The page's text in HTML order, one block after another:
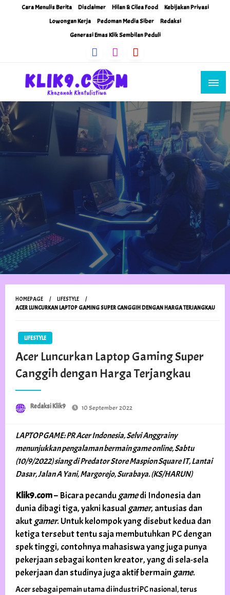
Cara Menulis Berita Disclaimer Hilan & Cilea Food
Kebijakan Privasi
Lowongan Kerja
Pedoman Media Siber
Redaksi
Generasi Emas Klik Sembilan Peduli
Klik9Nine
Khazanah Khatulistiwa
HOMEPAGE
LIFESTYLE
ACER LUNCURKAN LAPTOP GAMING SUPER CANGGIH DENGAN HARGA TERJANGKAU
LIFESTYLE
Acer Luncurkan Laptop Gaming Super
Canggih dengan Harga Terjangkau
Redaksi Klik9
Posted
10 September 2022
LAPTOP GAME: PR Acer Indonesia, Selvi Anggrainy
menunjukkan pengalaman bermain game online, Sabtu
(10/9/2022) siang di Predator Store Maspion Square IT, Lantai
Dasar, Jalan A Yani, Margorejo, Surabaya. (KS/HARUN)
Klik9.com– Bicara pecandugamedi Indonesia dan
dunia dibagi tiga, yakni kasualgamer, antusias dan
akutgamer. Untuk kelompok yang disebut kedua dan
ketiga tersebut tentu saja membutuhkan PC dengan
spek tinggi, contohnya mahasiswa yang juga punya
pekerjaan sebagai konten kreator, yang di sela-sela
pekerjaan dan studinya juga aktif bermaingame.
Acer sebagai pemain utama di industri PC nasional, terus